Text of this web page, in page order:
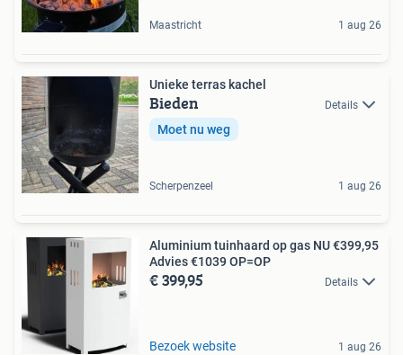
Maastricht 1 aug 26
Unieke terras kachel
Bieden Details
Moet nu weg
Scherpenzeel 1 aug 26
Aluminium tuinhaard op gas NU €399,95
Advies €1039 OP=OP
€ 399,95 Details
Bezoek website 1 aug 26